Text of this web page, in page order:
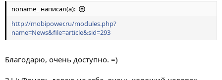
noname_ написал(а):
http://mobipower.ru/modules.php?
name=News&file=article&sid=293
Благодарю, очень доступно. =)